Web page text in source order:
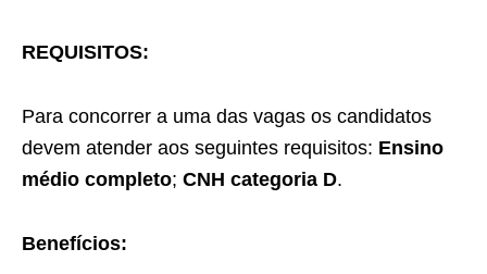
REQUISITOS:
Para concorrer a uma das vagas os candidatos
devem atender aos seguintes requisitos: Ensino
médio completo; CNH categoria D.
Benefícios: